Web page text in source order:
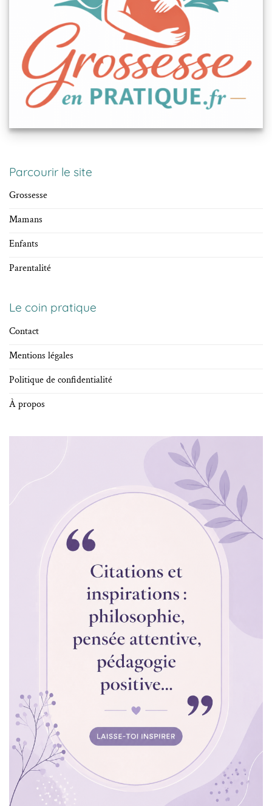
Parcourir le site
Grossesse
Mamans
Enfants
Parentalité
Le coin pratique
Contact
Mentions légales
Politique de confidentialité
À propos